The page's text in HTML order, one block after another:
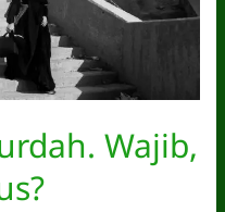
Wajib,